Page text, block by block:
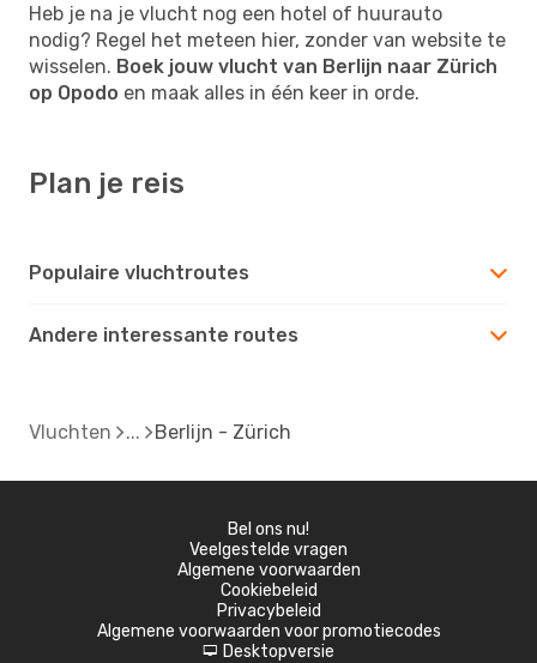
Heb je na je vlucht nog een hotel of huurauto
nodig? Regel het meteen hier, zonder van website te
wisselen. Boek jouw vlucht van Berlijn naar Zürich
op Opodo en maak alles in één keer in orde.
Plan je reis
Populaire vluchtroutes
Andere interessante routes
Vluchten Berlijn - Zürich
Bel ons nu!
Veelgestelde vragen
Algemene voorwaarden
Cookiebeleid
Privacybeleid
Algemene voorwaarden voor promotiecodes
d Desktopversie